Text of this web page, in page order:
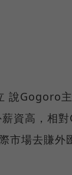
Gogoro
資高，相
市場去賺外